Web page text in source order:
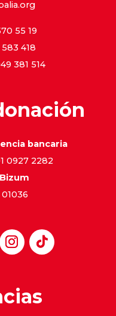
55 19
418
381 514
bancaria
0927 2282